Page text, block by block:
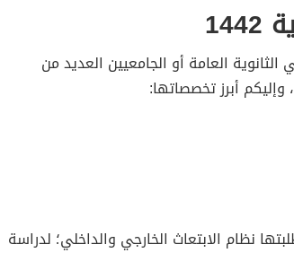
العامة أو الجامعيين العديد من
أبرز تخصصاتها:
نظام الابتعاث الخارجي والداخلي؛ لدراسة